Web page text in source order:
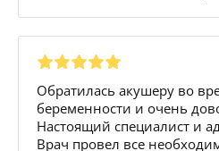
Обратилась акушеру во
беременности и очень
Настоящий специалист и
Врач провел все